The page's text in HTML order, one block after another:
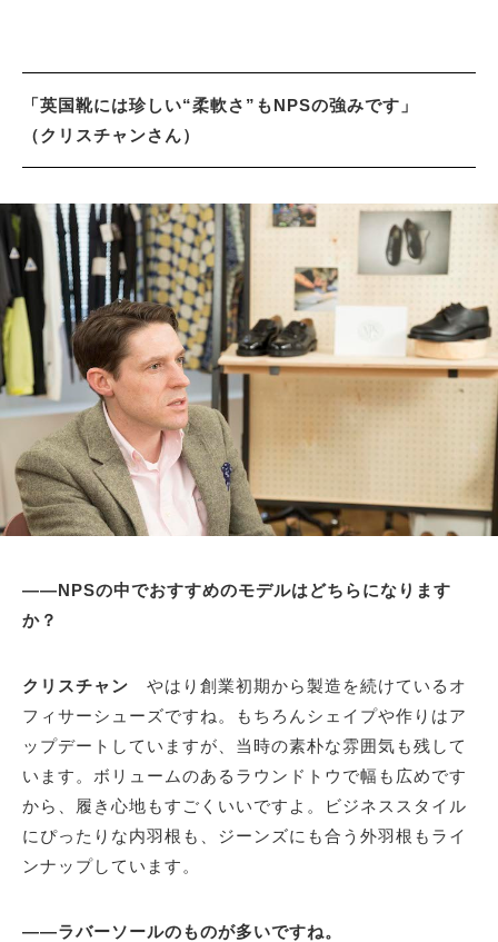
「英国靴には珍しい“柔軟さ”もNPSの強みです」
（クリスチャンさん）
――NPSの中でおすすめのモデルはどちらになります
か？
クリスチャン やはり創業初期から製造を続けているオ
フィサーシューズですね。もちろんシェイプや作りはア
ップデートしていますが、当時の素朴な雰囲気も残して
います。ボリュームのあるラウンドトウで幅も広めです
から、履き心地もすごくいいですよ。ビジネススタイル
にぴったりな内羽根も、ジーンズにも合う外羽根もライ
ンナップしています。
――ラバーソールのものが多いですね。